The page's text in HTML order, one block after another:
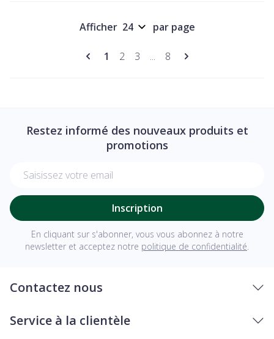
Pages
Vous lisez actuellement la page
1 Page
2 Page
3 ... Page
8
Afficher par page
Restez informé des nouveaux produits et
promotions
Inscription
En cliquant sur s'abonner, vous vous abonnez à notre
newsletter et acceptez notre politique de confidentialité
Contactez nous
Service à la clientèle